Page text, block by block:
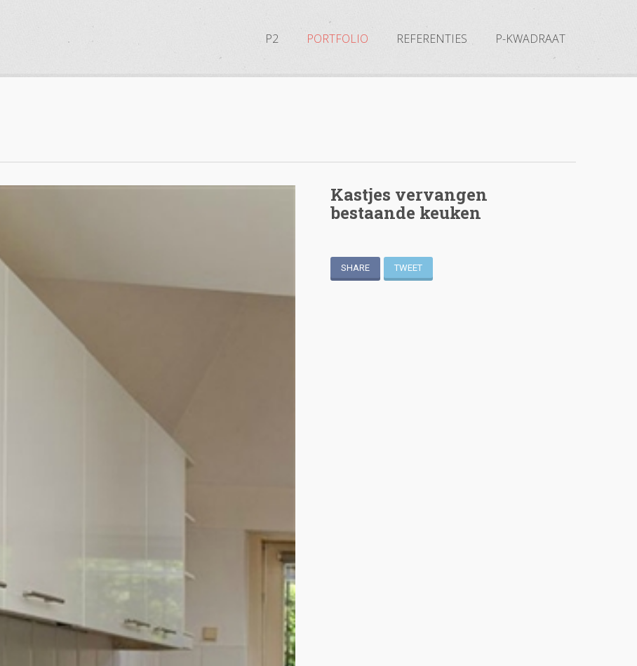
P2 PORTFOLIO REFERENTIES P-KWADRAAT
Kastjes vervangen
bestaande keuken
SHARE TWEET